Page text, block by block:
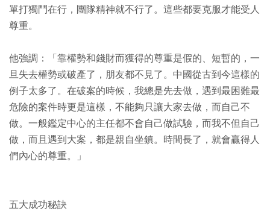
單打獨鬥在行，團隊精神就不行了。這些都要克服才能受人
尊重。
他強調：「靠權勢和錢財而獲得的尊重是假的、短暫的，一
旦失去權勢或破產了，朋友都不見了。中國從古到今這樣的
例子太多了。在破案的時候，我總是先去做，遇到最困難最
危險的案件時更是這樣，不能夠只讓大家去做，而自己不
做。一般鑑定中心的主任都不會自己做試驗，而我不但自己
做，而且遇到大案，都是親自坐鎮。時間長了，就會贏得人
們內心的尊重。」
五大成功秘訣